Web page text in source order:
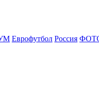
Еврофутбол Россия